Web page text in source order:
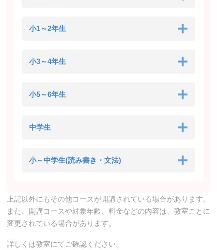
小1～2年生
小3～4年生
小5～6年生
中学生
小～中学生(読み書き・文法)
上記以外にもその他コースが開講されている場合があります。
また、開講コースや対象年齢、料金などの内容は、教室ごとに
変更されている場合があります。
詳しくは教室にてご確認ください。